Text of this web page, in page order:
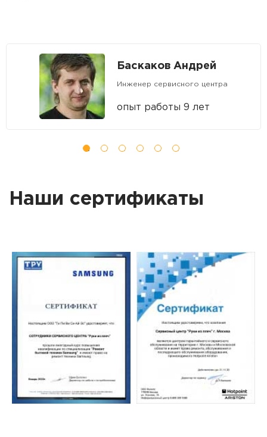
Баскаков Андрей
Инженер сервисного центра
опыт работы 9 лет
Наши сертификаты